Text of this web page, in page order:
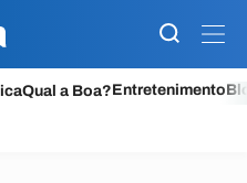
Qual a Boa?Entretenimento